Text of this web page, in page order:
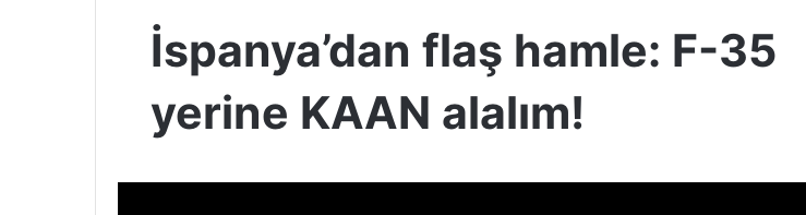
İspanya’dan flaş hamle: F-35
yerine KAAN alalım!